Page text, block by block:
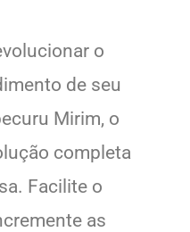
o
de seu
Mirim, o
completa
Facilite o
as